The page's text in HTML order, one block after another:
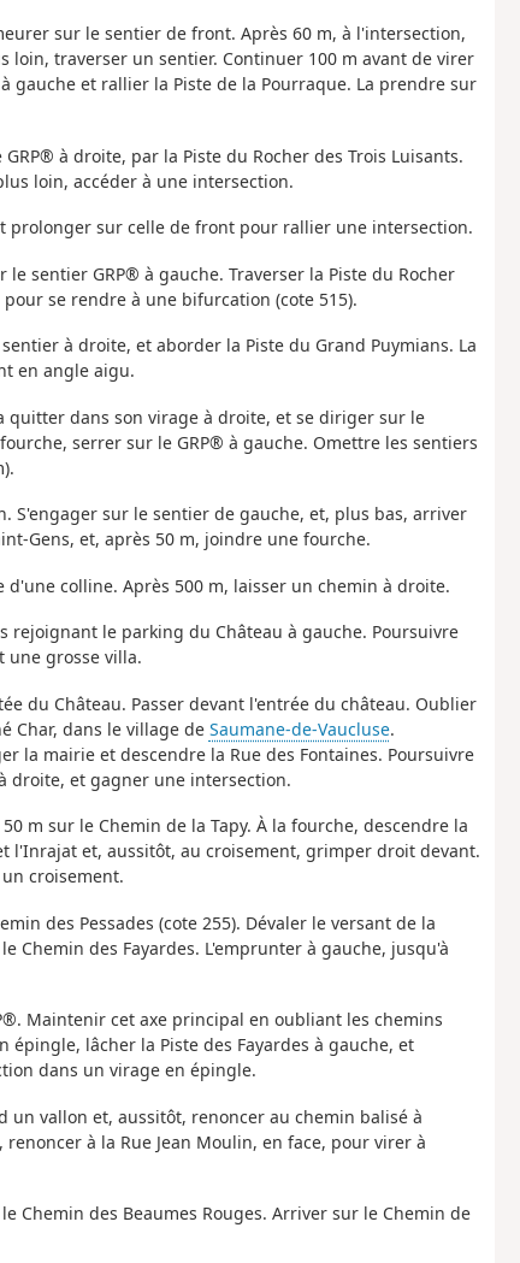
sur le sentier de front. Après 60 m, à l'intersection,
traverser un sentier. Continuer 100 m avant de virer
et rallier la Piste de la Pourraque. La prendre sur
à droite, par la Piste du Rocher des Trois Luisants.
loin, accéder à une intersection.
prolonger sur celle de front pour rallier une intersection.
sentier GRP® à gauche. Traverser la Piste du Rocher
se rendre à une bifurcation (cote 515).
à droite, et aborder la Piste du Grand Puymians. La
en angle aigu.
quitter dans son virage à droite, et se diriger sur le
serrer sur le GRP® à gauche. Omettre les sentiers
S'engager sur le sentier de gauche, et, plus bas, arriver
Gens, et, après 50 m, joindre une fourche.
colline. Après 500 m, laisser un chemin à droite.
rejoignant le parking du Château à gauche. Poursuivre
une grosse villa.
du Château. Passer devant l'entrée du château. Oublier
Char, dans le village de Saumane-de-Vaucluse.
la mairie et descendre la Rue des Fontaines. Poursuivre
droite, et gagner une intersection.
m sur le Chemin de la Tapy. À la fourche, descendre la
l'Inrajat et, aussitôt, au croisement, grimper droit devant.
croisement.
des Pessades (cote 255). Dévaler le versant de la
Chemin des Fayardes. L'emprunter à gauche, jusqu'à
Maintenir cet axe principal en oubliant les chemins
épingle, lâcher la Piste des Fayardes à gauche, et
dans un virage en épingle.
vallon et, aussitôt, renoncer au chemin balisé à
à la Rue Jean Moulin, en face, pour virer à
Chemin des Beaumes Rouges. Arriver sur le Chemin de